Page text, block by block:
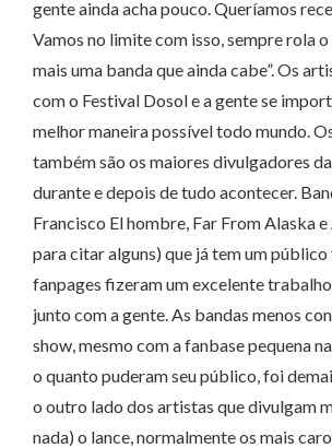
gente ainda acha pouco. Queríamos
Vamos no limite com isso, sempre rola
mais uma banda que ainda cabe”. Os
com o Festival Dosol e a gente se
melhor maneira possível todo mundo.
também são os maiores divulgadores
durante e depois de tudo acontecer.
Francisco El hombre, Far From Alaska
para citar alguns) que já tem um público
fanpages fizeram um excelente
junto com a gente. As bandas menos
show, mesmo com a fanbase pequena
o quanto puderam seu público, foi
o outro lado dos artistas que divulgam
nada) o lance, normalmente os mais